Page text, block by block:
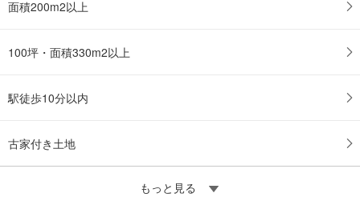
面積200m2以上
100坪・面積330m2以上
駅徒歩10分以内
古家付き土地
もっと見る